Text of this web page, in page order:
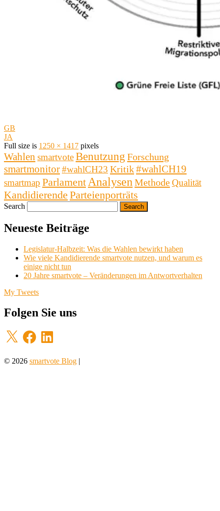
GB
JA
Full size is 1250 × 1417 pixels
Wahlen smartvoteBenutzung Forschung
smartmonitor#wahlCH23 Kritik#wahlCH19
smartmap Parlament Analysen MethodeQualität
Kandidierende Parteienporträts
Search
Neueste Beiträge
Legislatur-Halbzeit: Was die Wahlen bewirkt haben
Wie viele Kandidierende smartvote nutzen, und warum es
einige nicht tun
20 Jahre smartvote – Veränderungen im Antwortverhalten
My Tweets
Folgen Sie uns
X FacebookLinkedIn
© 2026 smartvote Blog |